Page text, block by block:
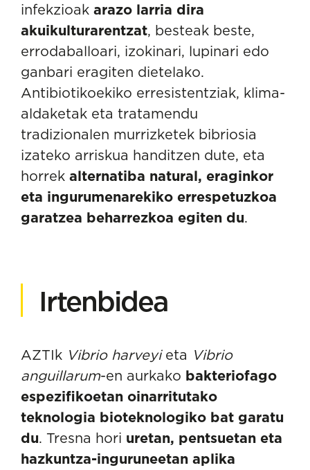
infekzioak arazo larria dira
akuikulturarentzat, besteak beste,
errodaballoari, izokinari, lupinari edo
ganbari eragiten dietelako.
Antibiotikoekiko erresistentziak, klima-
aldaketak eta tratamendu
tradizionalen murrizketek bibriosia
izateko arriskua handitzen dute, eta
horrek alternatiba natural, eraginkor
eta ingurumenarekiko errespetuzkoa
garatzea beharrezkoa egiten du.
Irtenbidea
AZTIk Vibrio harveyieta Vibrio
anguillarum-en aurkako bakteriofago
espezifikoetan oinarritutako
teknologia bioteknologiko bat garatu
du. Tresna hori uretan, pentsuetan eta
hazkuntza-inguruneetan aplika